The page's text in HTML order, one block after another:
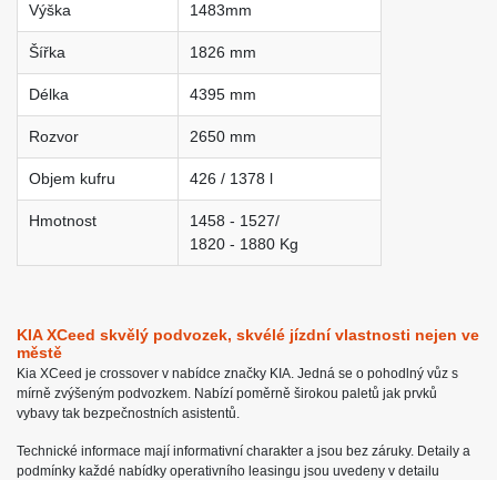
Výška 1483mm
Šířka 1826 mm
Délka 4395 mm
Rozvor 2650 mm
Objem kufru 426 / 1378 l
Hmotnost
1458 - 1527/
1820 - 1880 Kg
KIA XCeed skvělý podvozek, skvélé jízdní vlastnosti nejen ve
městě
Kia XCeed je crossover v nabídce značky KIA. Jedná se o pohodlný vůz s
mírně zvýšeným podvozkem. Nabízí poměrně širokou paletů jak prvků
vybavy tak bezpečnostních asistentů.
Technické informace mají informativní charakter a jsou bez záruky. Detaily a
podmínky každé nabídky operativního leasingu jsou uvedeny v detailu